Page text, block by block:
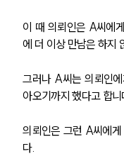
이 때 의뢰인은 A씨에
에 더 이상 만남은 하지
그러나 A씨는 의뢰인
아오기까지 했다고 합니
의뢰인은 그런 A씨에게
다.